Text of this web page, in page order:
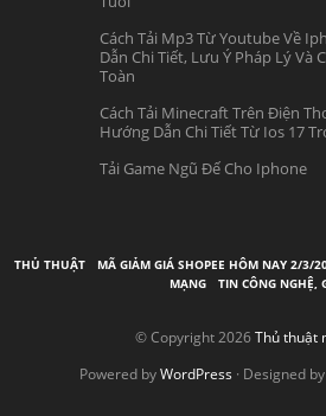
Cách Tải Mp3 Từ Youtube Về
Dẫn Chi Tiết, Lưu Ý Pháp Lý Và
Toàn
Cách Tải Minecraft Trên Điện
Hướng Dẫn Chi Tiết Từ Ios 17
Tải Game Ngũ Đế Cho Iphone
THỦ THUẬT MÃ GIẢM GIÁ SHOPEE HÔM NAY 2/3/
MẠNG
TIN CÔNG NGHỆ,
© Copyright 2026Thủ thuật
Powered byWordPress · Designed by